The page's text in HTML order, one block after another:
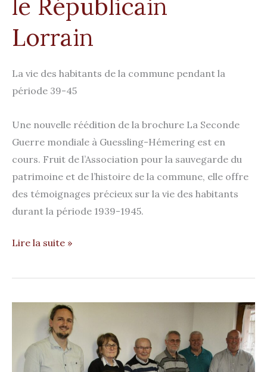
le Républicain
Lorrain​
La vie des habitants de la commune pendant la
période 39-45
Une nouvelle réédition de la brochure La Seconde
Guerre mondiale à Guessling-Hémering est en
cours. Fruit de l’Association pour la sauvegarde du
patrimoine et de l’histoire de la commune, elle offre
des témoignages précieux sur la vie des habitants
durant la période 1939-1945.
Lire la suite »
Assemblée
générale
2024